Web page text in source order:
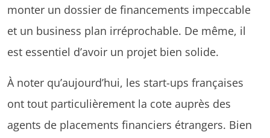
monter un dossier de financements impeccable
et un business plan irréprochable. De même, il
est essentiel d’avoir un projet bien solide.
À noter qu’aujourd’hui, les start-ups françaises
ont tout particulièrement la cote auprès des
agents de placements financiers étrangers. Bien